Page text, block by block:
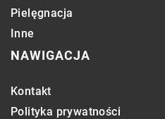
Pielęgnacja
Inne
NAWIGACJA
Kontakt
Polityka prywatności